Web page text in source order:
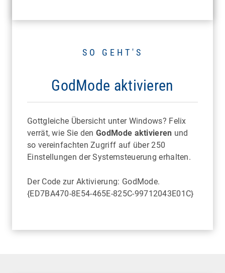
GodMode aktivieren
SO GEHT'S
Gottgleiche Übersicht unter Windows? Felix
verrät, wie Sie den GodMode aktivieren und
so vereinfachten Zugriff auf über 250
Einstellungen der Systemsteuerung erhalten.
Der Code zur Aktivierung: GodMode.
{ED7BA470-8E54-465E-825C-99712043E01C}